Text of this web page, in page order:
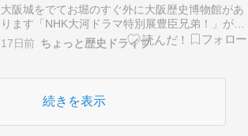
大阪城をでてお堀のすぐ外に大阪歴史博物館があ
ります「NHK大河ドラマ特別展豊臣兄弟！」があ
るというので行ってみました中に入ってチケット
買って6階の会場へ一足飛び撮影禁止だったので
期待はずれだったかなでも武将の掛軸を見て秀
長、秀吉、信長…
17日前 ちょっと歴史ドライブ
続きを表示